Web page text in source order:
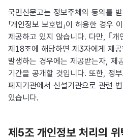
국민신문고는 정보주체의 동의를
「개인정보 보호법」이 허용한 경우
제공하고 있지 않습니다. 다만, ｢
제18조에 해당하면 제3자에게 제
발생하는 경우에는 제공받는자, 제
기간을 공개할 것입니다. 또한, 정
폐지기관에서 신설기관으로 관련
있습니다.
제5조 개인정보 처리의